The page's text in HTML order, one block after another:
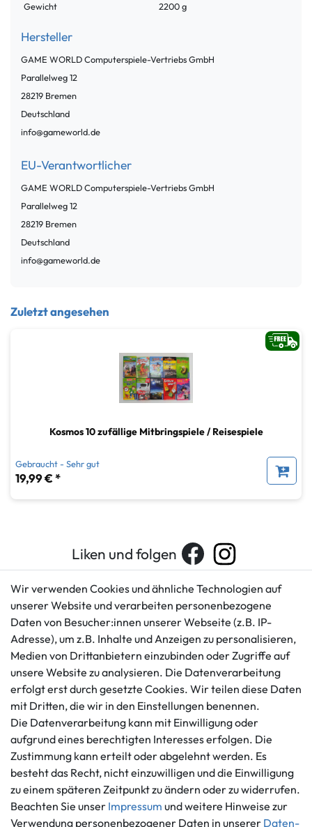
Gewicht
2200 g
Hersteller
GAME WORLD Computerspiele-Vertriebs GmbH
Parallelweg12
28219 Bremen
Deutschland
info@gameworld.de
EU-Verantwortlicher
GAME WORLD Computerspiele-Vertriebs GmbH
Parallelweg12
28219 Bremen
Deutschland
info@gameworld.de
Zuletzt angesehen
Kosmos 10 zufällige Mitbringspiele / Reisespiele
Gebraucht - Sehr gut
19,99 € *
Liken und folgen
Kundenservice
+49 421 596586
Mo. - Fr. 9 - 16 Uhr
info@gameworld.de
Kontaktformular
Rechtliches
AGB
Impressum
Datenschutzerklärung
Barrierefreiheitserklärung
Widerrufs­recht
Vertrag widerrufen
Informationen
Ankauf
Über uns
Häufig gestellte Fragen
Zahlungsmöglichkeiten
Wir verwenden Cookies und ähnliche Technologien auf
unserer Website und verarbeiten personenbezogene
Daten von Besucher:innen unserer Webseite (z.B. IP-
Adresse), um z.B. Inhalte und Anzeigen zu personalisieren,
Medien von Drittanbietern einzubinden oder Zugriffe auf
unsere Website zu analysieren. Die Datenverarbeitung
erfolgt erst durch gesetzte Cookies. Wir teilen diese Daten
mit Dritten, die wir in den Einstellungen benennen.
Die Datenverarbeitung kann mit Einwilligung oder
aufgrund eines berechtigten Interesses erfolgen. Die
Zustimmung kann erteilt oder abgelehnt werden. Es
besteht das Recht, nicht einzuwilligen und die Einwilligung
zu einem späteren Zeitpunkt zu ändern oder zu widerrufen.
Beachten Sie unser Impressum und weitere Hinweise zur
Verwendung personenbezogener Daten in unserer Daten­